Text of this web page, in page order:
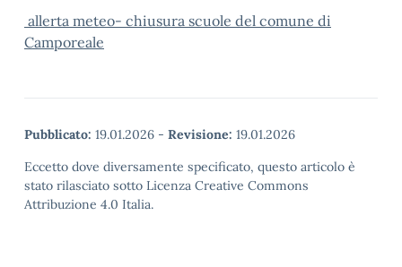
allerta meteo- chiusura scuole del comune di
Camporeale
Pubblicato: 19.01.2026 - Revisione: 19.01.2026
Eccetto dove diversamente specificato, questo articolo è
stato rilasciato sotto Licenza Creative Commons
Attribuzione 4.0 Italia.